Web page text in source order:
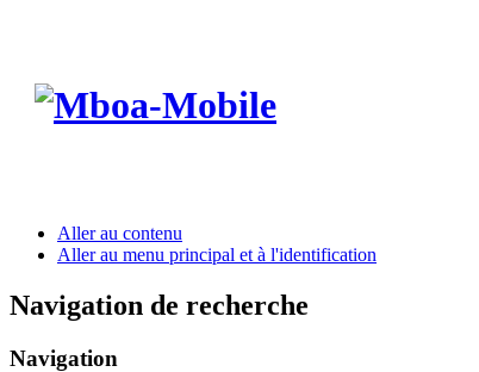
Aller au contenu
Aller au menu principal et à l'identification
Navigation de recherche
Navigation